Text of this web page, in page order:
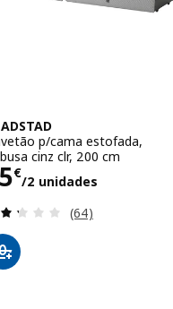
Total de
p/cama estofada,
cinz clr, 200 cm
€
/2 unidades95€/2
Avaliação: 2.3
(64)